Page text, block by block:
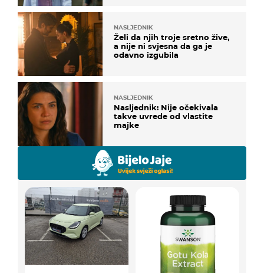
NASLJEDNIK
Želi da njih troje sretno žive,
a nije ni svjesna da ga je
odavno izgubila
NASLJEDNIK
Nasljednik: Nije očekivala
takve uvrede od vlastite
majke